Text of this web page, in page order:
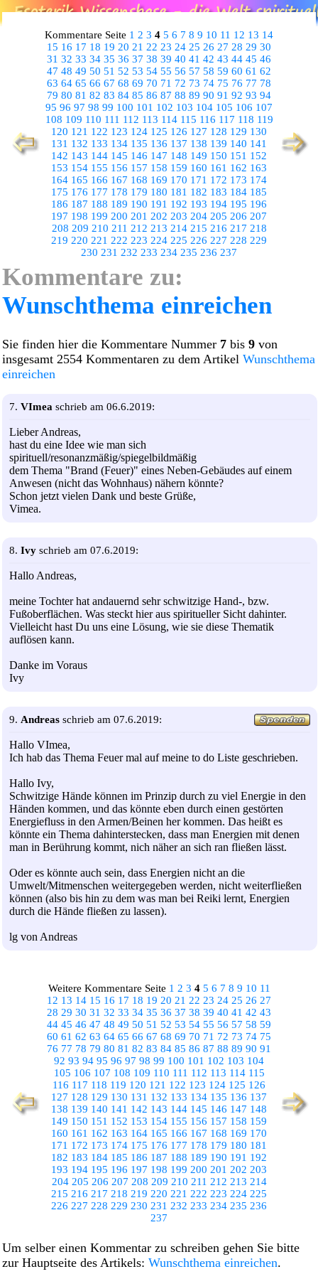
Kommentare Seite 1 2 3 4 5 6 7 8 9 10 11 12 13 14
15 16 17 18 19 20 21 22 23 24 25 26 27 28 29 30
31 32 33 34 35 36 37 38 39 40 41 42 43 44 45 46
47 48 49 50 51 52 53 54 55 56 57 58 59 60 61 62
63 64 65 66 67 68 69 70 71 72 73 74 75 76 77 78
79 80 81 82 83 84 85 86 87 88 89 90 91 92 93 94
95 96 97 98 99 100 101 102 103 104 105 106 107
108 109 110 111 112 113 114 115 116 117 118 119
120 121 122 123 124 125 126 127 128 129 130
131 132 133 134 135 136 137 138 139 140 141
142 143 144 145 146 147 148 149 150 151 152
153 154 155 156 157 158 159 160 161 162 163
164 165 166 167 168 169 170 171 172 173 174
175 176 177 178 179 180 181 182 183 184 185
186 187 188 189 190 191 192 193 194 195 196
197 198 199 200 201 202 203 204 205 206 207
208 209 210 211 212 213 214 215 216 217 218
219 220 221 222 223 224 225 226 227 228 229
230 231 232 233 234 235 236 237
Kommentare zu:
Wunschthema einreichen
Sie finden hier die Kommentare Nummer 7 bis 9 von
insgesamt 2554 Kommentaren zu dem Artikel Wunschthema
einreichen
7. VImea schrieb am 06.6.2019:
Lieber Andreas,
hast du eine Idee wie man sich
spirituell/resonanzmäßig/spiegelbildmäßig
dem Thema "Brand (Feuer)" eines Neben-Gebäudes auf einem
Anwesen (nicht das Wohnhaus) nähern könnte?
Schon jetzt vielen Dank und beste Grüße,
Vimea.
8. Ivy schrieb am 07.6.2019:
Hallo Andreas,
meine Tochter hat andauernd sehr schwitzige Hand-, bzw.
Fußoberflächen. Was steckt hier aus spiritueller Sicht dahinter.
Vielleicht hast Du uns eine Lösung, wie sie diese Thematik
auflösen kann.
Danke im Voraus
Ivy
9. Andreas schrieb am 07.6.2019:
Hallo VImea,
Ich hab das Thema Feuer mal auf meine to do Liste geschrieben.
Hallo Ivy,
Schwitzige Hände können im Prinzip durch zu viel Energie in den
Händen kommen, und das könnte eben durch einen gestörten
Energiefluss in den Armen/Beinen her kommen. Das heißt es
könnte ein Thema dahinterstecken, dass man Energien mit denen
man in Berührung kommt, nich näher an sich ran fließen lässt.
Oder es könnte auch sein, dass Energien nicht an die
Umwelt/Mitmenschen weitergegeben werden, nicht weiterfließen
können (also bis hin zu dem was man bei Reiki lernt, Energien
durch die Hände fließen zu lassen).
lg von Andreas
Weitere Kommentare Seite 1 2 3 4 5 6 7 8 9 10 11
12 13 14 15 16 17 18 19 20 21 22 23 24 25 26 27
28 29 30 31 32 33 34 35 36 37 38 39 40 41 42 43
44 45 46 47 48 49 50 51 52 53 54 55 56 57 58 59
60 61 62 63 64 65 66 67 68 69 70 71 72 73 74 75
76 77 78 79 80 81 82 83 84 85 86 87 88 89 90 91
92 93 94 95 96 97 98 99 100 101 102 103 104
105 106 107 108 109 110 111 112 113 114 115
116 117 118 119 120 121 122 123 124 125 126
127 128 129 130 131 132 133 134 135 136 137
138 139 140 141 142 143 144 145 146 147 148
149 150 151 152 153 154 155 156 157 158 159
160 161 162 163 164 165 166 167 168 169 170
171 172 173 174 175 176 177 178 179 180 181
182 183 184 185 186 187 188 189 190 191 192
193 194 195 196 197 198 199 200 201 202 203
204 205 206 207 208 209 210 211 212 213 214
215 216 217 218 219 220 221 222 223 224 225
226 227 228 229 230 231 232 233 234 235 236
237
Um selber einen Kommentar zu schreiben gehen Sie bitte
zur Hauptseite des Artikels: Wunschthema einreichen.